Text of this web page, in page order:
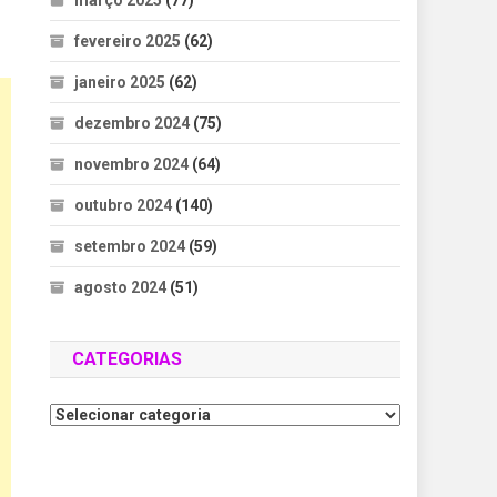
fevereiro 2025 (62)
janeiro 2025 (62)
dezembro 2024 (75)
novembro 2024 (64)
outubro 2024 (140)
setembro 2024 (59)
agosto 2024 (51)
CATEGORIAS